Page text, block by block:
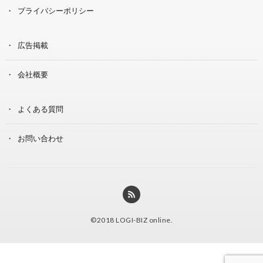
プライバシーポリシー
広告掲載
会社概要
よくある質問
お問い合わせ
©2018 LOGI-BIZ online